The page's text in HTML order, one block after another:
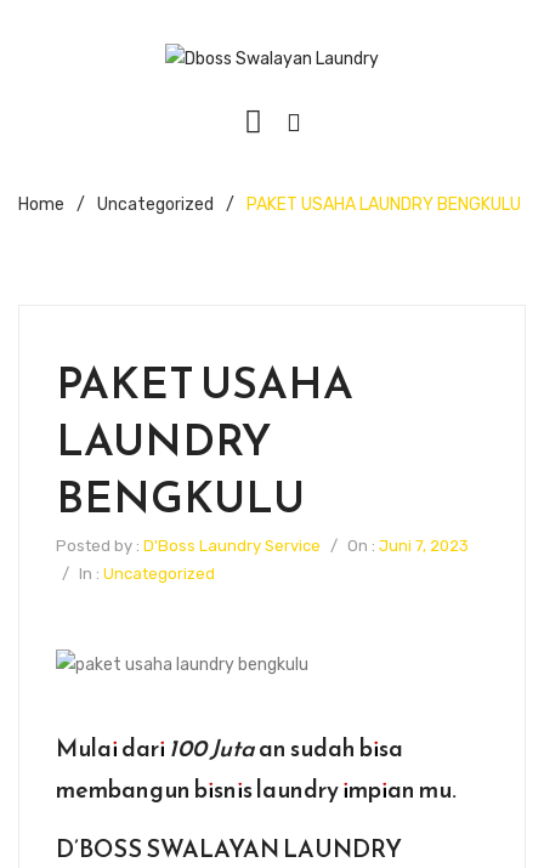
Home / Uncategorized / PAKET USAHA LAUNDRY BENGKULU
PAKET USAHA
LAUNDRY
BENGKULU
Posted by : D'Boss Laundry Service / On : Juni 7, 2023
/ In : Uncategorized
Mulai dari 100 Jutaan sudah bisa
membangun bisnis laundry impian mu.
D’BOSS SWALAYAN LAUNDRY